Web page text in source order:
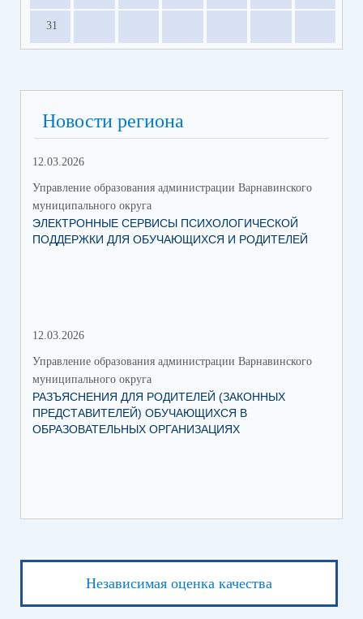
31
Новости региона
12.03.2026
Управление образования администрации Варнавинского
муниципального округа
ЭЛЕКТРОННЫЕ СЕРВИСЫ ПСИХОЛОГИЧЕСКОЙ
ПОДДЕРЖКИ ДЛЯ ОБУЧАЮЩИХСЯ И РОДИТЕЛЕЙ
12.03.2026
Управление образования администрации Варнавинского
муниципального округа
РАЗЪЯСНЕНИЯ ДЛЯ РОДИТЕЛЕЙ (ЗАКОННЫХ
ПРЕДСТАВИТЕЛЕЙ) ОБУЧАЮЩИХСЯ В
ОБРАЗОВАТЕЛЬНЫХ ОРГАНИЗАЦИЯХ
Независимая оценка качества